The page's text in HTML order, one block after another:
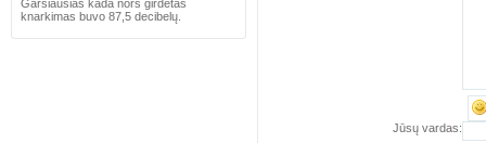
Garsiausias kada nors girdėtas
knarkimas buvo 87,5 decibelų.
Jūsų vardas: